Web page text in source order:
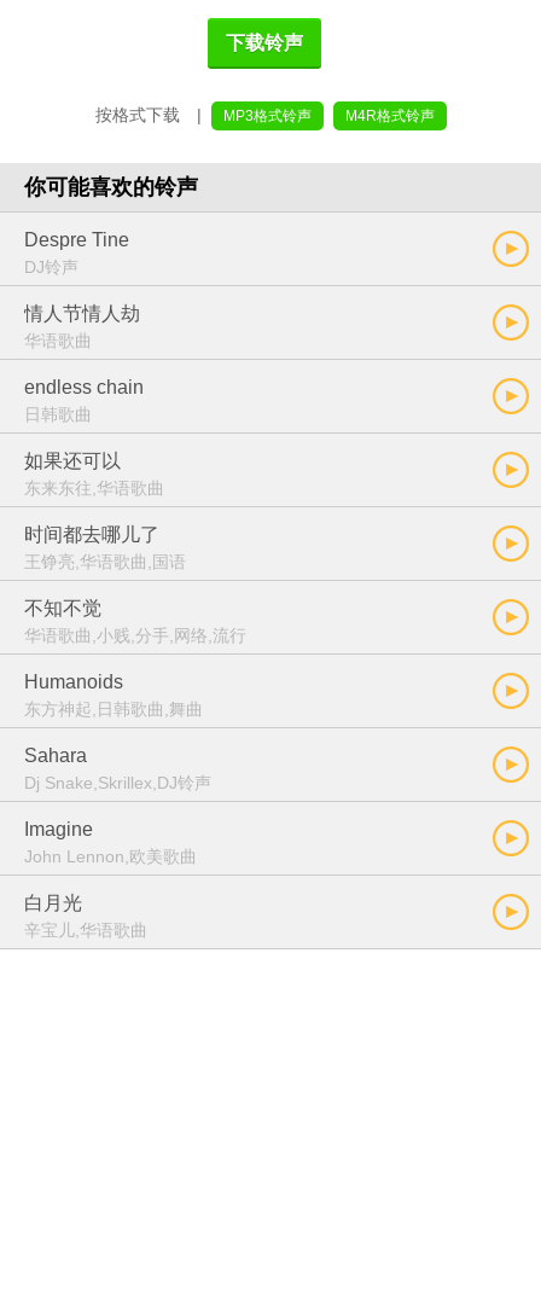
下载铃声
按格式下载 | MP3格式铃声 M4R格式铃声
你可能喜欢的铃声
Despre Tine
DJ铃声
情人节情人劫
华语歌曲
endless chain
日韩歌曲
如果还可以
东来东往,华语歌曲
时间都去哪儿了
王铮亮,华语歌曲,国语
不知不觉
华语歌曲,小贱,分手,网络,流行
Humanoids
东方神起,日韩歌曲,舞曲
Sahara
Dj Snake,Skrillex,DJ铃声
Imagine
John Lennon,欧美歌曲
白月光
辛宝儿,华语歌曲